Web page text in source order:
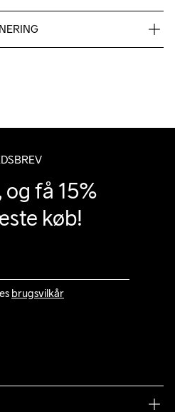
få 15%
køb!
brugsvilkår